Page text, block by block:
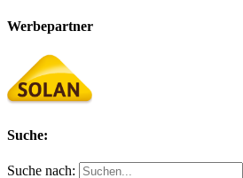
Werbepartner
Suche:
Suche nach: